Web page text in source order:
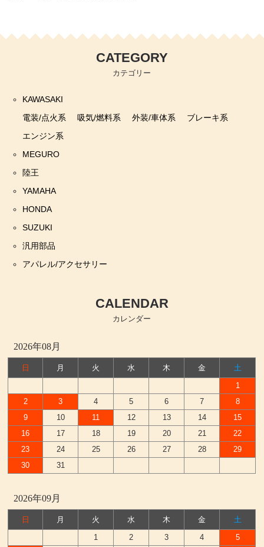
CATEGORY
カテゴリー
KAWASAKI
電装/点火系
吸気/燃料系 外装/車体系
ブレーキ系
エンジン系
MEGURO
陸王
YAMAHA
HONDA
SUZUKI
汎用部品
アパレル/アクセサリー
CALENDAR
カレンダー
2026年08月
日 月 火 水 木 金
土
1
2
3 4 5 6 7
8
9
10 11 12 13 14
15
16
17 18 19 20 21
22
23
24 25 26 27 28
29
30
31
2026年09月
日 月 火 水 木 金
土
1
2 3 4
5